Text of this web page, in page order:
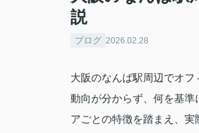
説
ブログ 2026.02.28
大阪のなんば駅周辺でオ
動向が分からず、何を基
アごとの特徴を踏まえ、